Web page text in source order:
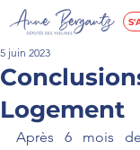
Logement
5 juin 2023
Après 6 mois